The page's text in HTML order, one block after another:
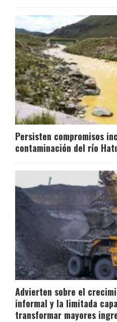
Persisten compromisos
contaminación del río
Advierten sobre el
informal y la limitada
transformar mayores